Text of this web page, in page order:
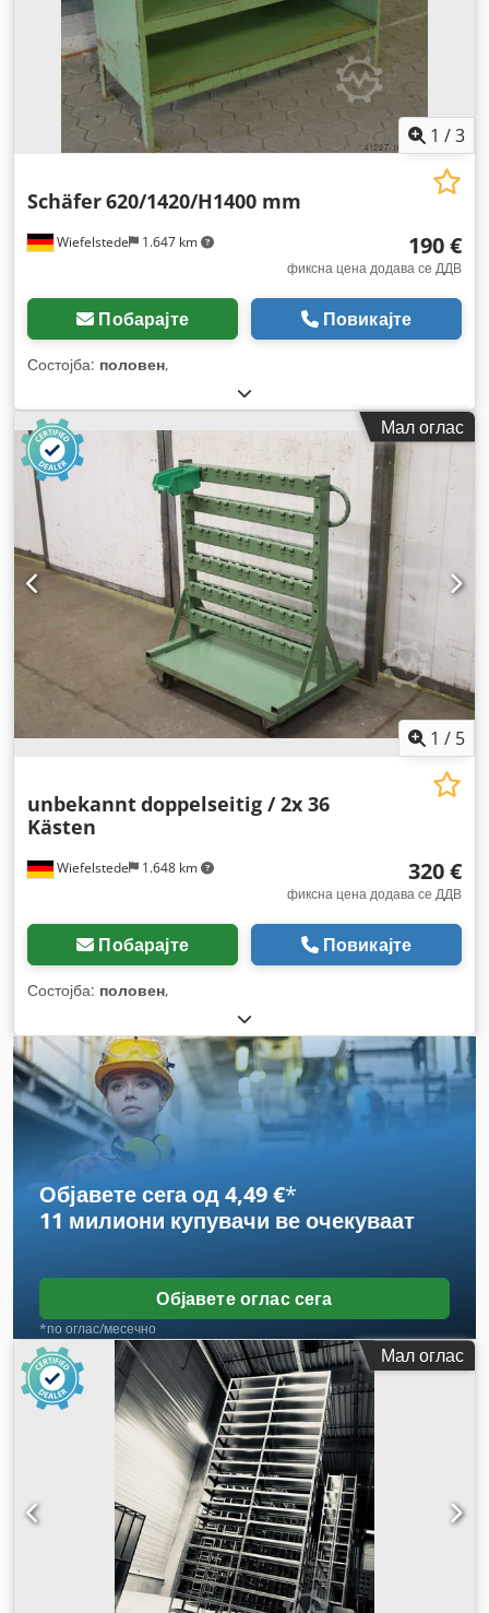
1 /3
Wiefelstede 1.647 km
Schäfer620/1420/H1400 mm
190 €
фиксна цена додава се ДДВ
Побарајте Повикајте
Состојба: половен,
Мал оглас
1 / 5
Wiefelstede 1.648 km
unbekanntdoppelseitig / 2x 36
Kästen
320 €
фиксна цена додава се ДДВ
Побарајте Повикајте
Состојба: половен,
Објавете сега од 4,49 €*
11 милиони купувачи ве очекуваат
Објавете оглас сега
*по оглас/месечно
Мал оглас